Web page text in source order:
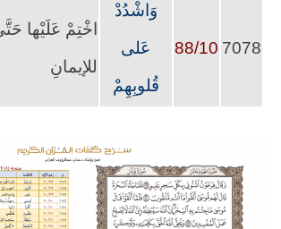
7078
88/10
وَاشْدُدْ
عَلى
قُلوبِهِمْ
اخْتِمْ عَلَيْها
للإيمانِ